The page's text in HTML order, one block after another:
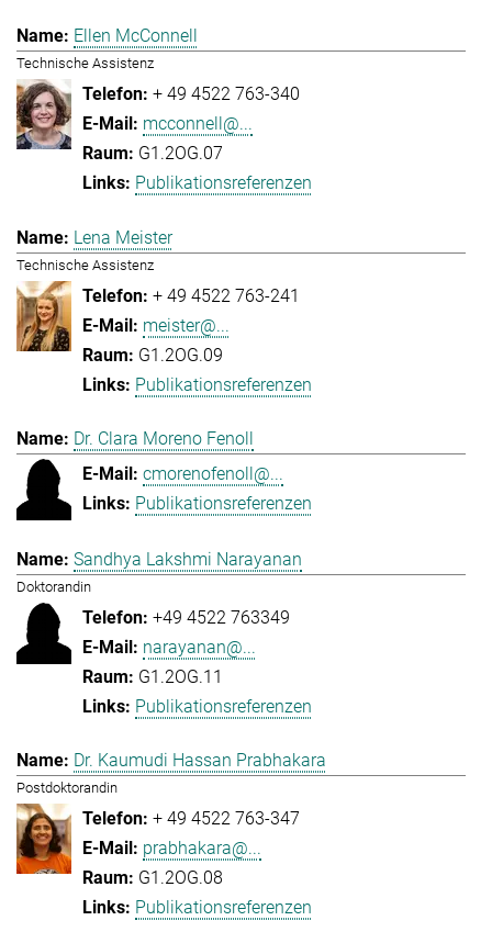
Ellen McConnell
Technische Assistenz
+ 49 4522 763-340
mcconnell@...
G1.2OG.07
Publikationsreferenzen
Lena Meister
Technische Assistenz
+ 49 4522 763-241
meister@...
G1.2OG.09
Publikationsreferenzen
Dr. Clara Moreno Fenoll
cmorenofenoll@...
Publikationsreferenzen
Sandhya Lakshmi Narayanan
Doktorandin
+49 4522 763349
narayanan@...
G1.2OG.11
Publikationsreferenzen
Dr. Kaumudi Hassan Prabhakara
Postdoktorandin
+ 49 4522 763-347
prabhakara@...
G1.2OG.08
Publikationsreferenzen